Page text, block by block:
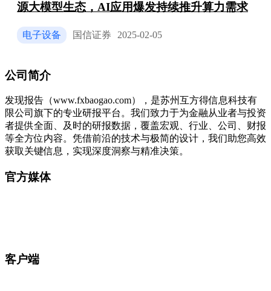
源大模型生态，AI应用爆发持续推升算力需求
电子设备 国信证券 2025-02-05
公司简介
发现报告（www.fxbaogao.com），是苏州互方得信息科技有
限公司旗下的专业研报平台。我们致力于为金融从业者与投资
者提供全面、及时的研报数据，覆盖宏观、行业、公司、财报
等全方位内容。凭借前沿的技术与极简的设计，我们助您高效
获取关键信息，实现深度洞察与精准决策。
官方媒体
客户端